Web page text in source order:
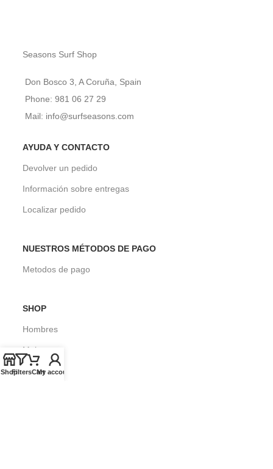
Seasons Surf Shop
Don Bosco 3, A Coruña, Spain
Phone: 981 06 27 29
Mail: info@surfseasons.com
AYUDA Y CONTACTO
Devolver un pedido
Información sobre entregas
Localizar pedido
NUESTROS MÉTODOS DE PAGO
Metodos de pago
SHOP
Hombres
Mujeres
Niños
ShopFiltersCart
My account